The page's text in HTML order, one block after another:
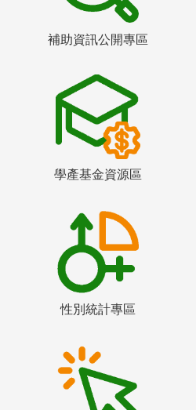
補助資訊公開專區
學產基金資源區
性別統計專區